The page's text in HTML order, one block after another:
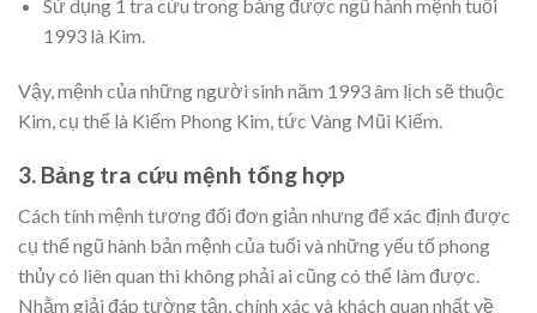
Sử dụng 1 tra cứu trong bảng được ngũ hành mệnh tuổi
1993 là Kim.
Vậy, mệnh của những người sinh năm 1993 âm lịch sẽ thuộc
Kim, cụ thể là Kiếm Phong Kim, tức Vàng Mũi Kiếm.
3. Bảng tra cứu mệnh tổng hợp
Cách tính mệnh tương đối đơn giản nhưng để xác định được
cụ thể ngũ hành bản mệnh của tuổi và những yếu tố phong
thủy có liên quan thì không phải ai cũng có thể làm được.
Nhằm giải đáp tường tận, chính xác và khách quan nhất về